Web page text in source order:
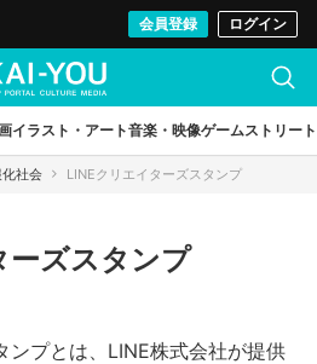
会員登録 ログイン
イラスト・アート音楽・映像ゲームストリート
社会 LINEクリエイターズスタンプ
ーズスタンプ
ンプとは、LINE株式会社が提供